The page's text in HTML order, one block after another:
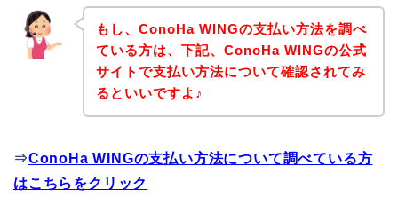
もし、ConoHa WINGの支払い方法を調べ
ている方は、下記、ConoHa WINGの公式
サイトで支払い方法について確認されてみ
るといいですよ♪
⇒ConoHa WINGの支払い方法について調べている方
はこちらをクリック